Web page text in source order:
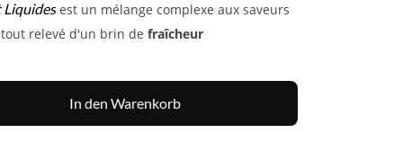
Liquides est un mélange complexe aux saveurs
relevé d'un brin de fraîcheur
In den Warenkorb